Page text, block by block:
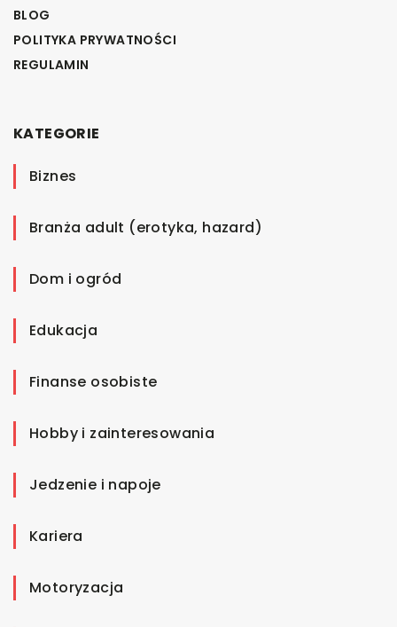
BLOG
POLITYKA PRYWATNOŚCI
REGULAMIN
KATEGORIE
Biznes
Branża adult (erotyka, hazard)
Dom i ogród
Edukacja
Finanse osobiste
Hobby i zainteresowania
Jedzenie i napoje
Kariera
Motoryzacja